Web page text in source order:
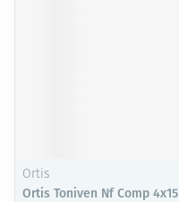
Ortis
Ortis Toniven Nf Comp 4x15